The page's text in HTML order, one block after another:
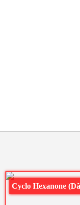
Cyclo Hexanone